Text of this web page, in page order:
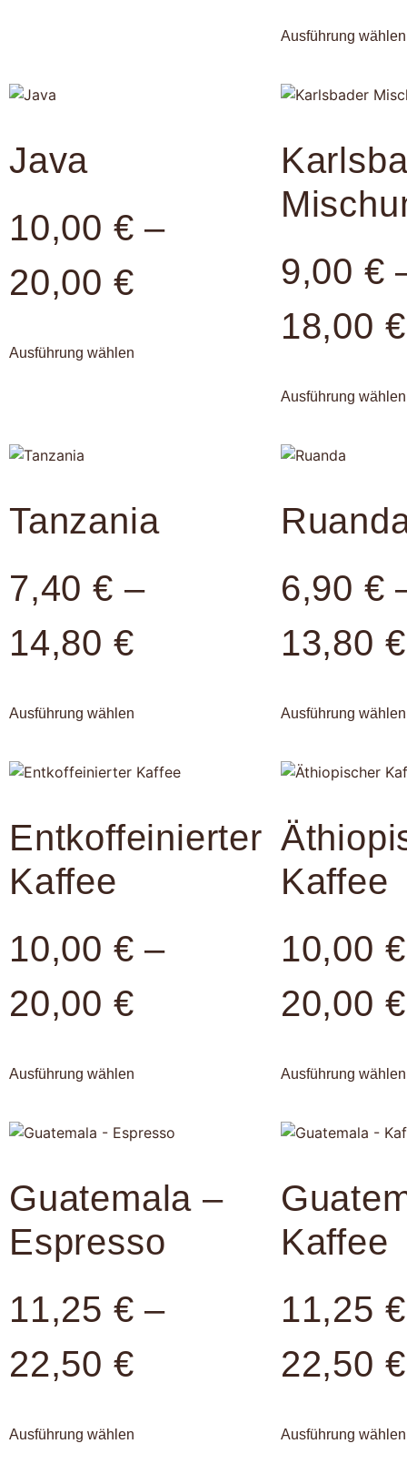
Ausführung wählen
Java
10,00 € –
20,00 €
Ausführung wählen
9,00 €
18,00 €
Ausführung wählen
Tanzania
7,40 € –
14,80 €
Ausführung wählen
6,90 €
13,80 €
Ausführung wählen
Entkoffeinierter
Kaffee
10,00 € –
20,00 €
Ausführung wählen
Kaffee
10,00 €
20,00 €
Ausführung wählen
Guatemala –
Espresso
11,25 € –
22,50 €
Ausführung wählen
Kaffee
11,25 €
22,50 €
Ausführung wählen